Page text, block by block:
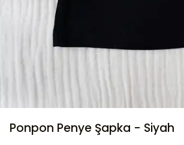
Ponpon Penye Şapka - Siyah